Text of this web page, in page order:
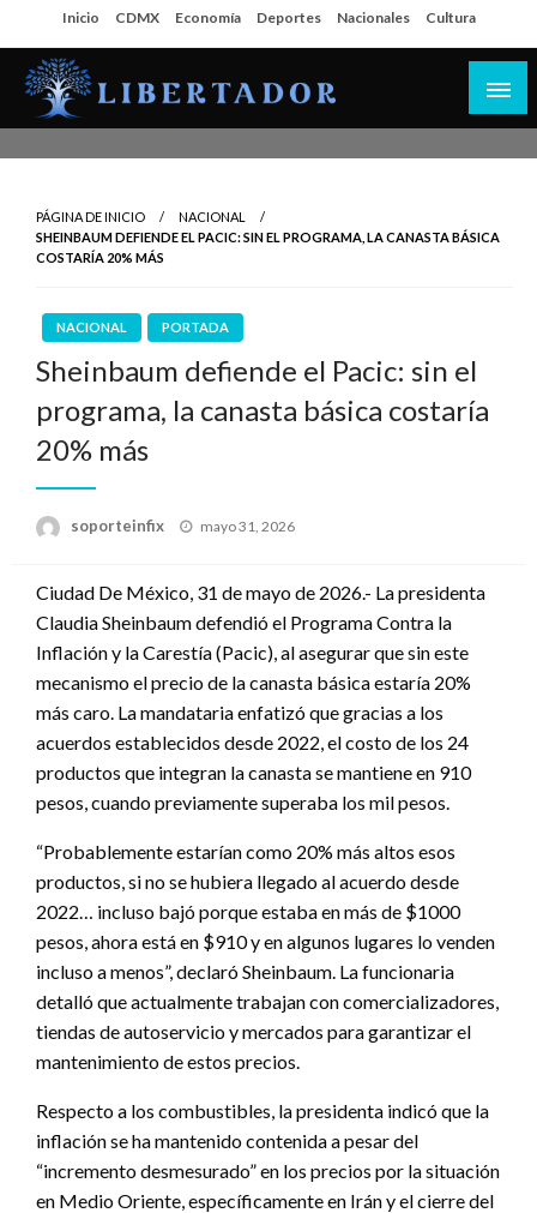
al
contenido
Inicio CDMX Economía Deportes Nacionales Cultura
PÁGINA DE INICIO
NACIONAL
SHEINBAUM DEFIENDE EL PACIC: SIN EL PROGRAMA, LA CANASTA BÁSICA
COSTARÍA 20% MÁS
NACIONAL PORTADA
Sheinbaum defiende el Pacic: sin el
programa, la canasta básica costaría
20% más
soporteinfix
Publicado
mayo 31, 2026
Ciudad De México, 31 de mayo de 2026.- La presidenta
Claudia Sheinbaum defendió el Programa Contra la
Inflación y la Carestía (Pacic), al asegurar que sin este
mecanismo el precio de la canasta básica estaría 20%
más caro. La mandataria enfatizó que gracias a los
acuerdos establecidos desde 2022, el costo de los 24
productos que integran la canasta se mantiene en 910
pesos, cuando previamente superaba los mil pesos.
“Probablemente estarían como 20% más altos esos
productos, si no se hubiera llegado al acuerdo desde
2022… incluso bajó porque estaba en más de $1000
pesos, ahora está en $910 y en algunos lugares lo venden
incluso a menos”, declaró Sheinbaum. La funcionaria
detalló que actualmente trabajan con comercializadores,
tiendas de autoservicio y mercados para garantizar el
mantenimiento de estos precios.
Respecto a los combustibles, la presidenta indicó que la
inflación se ha mantenido contenida a pesar del
“incremento desmesurado” en los precios por la situación
en Medio Oriente, específicamente en Irán y el cierre del